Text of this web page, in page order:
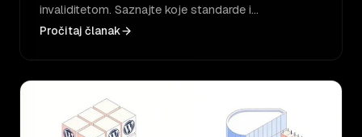
invaliditetom. Saznajte koje standarde i…
Pročitaj članak